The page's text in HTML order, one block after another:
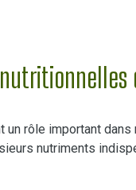
un rôle important
nutriments